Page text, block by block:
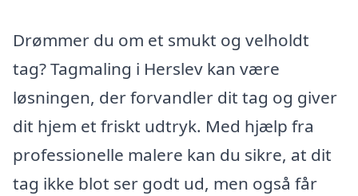
Drømmer du om et smukt og velholdt
tag? Tagmaling i Herslev kan være
løsningen, der forvandler dit tag og giver
dit hjem et friskt udtryk. Med hjælp fra
professionelle malere kan du sikre, at dit
tag ikke blot ser godt ud, men også får